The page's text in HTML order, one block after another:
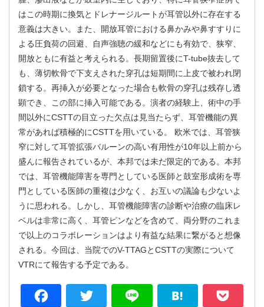
はこの時期に換気とドレナージルートが耳管以外に存在する
意義は大きい。また、開放耳管における鼻かみや鼻すすりに
よる圧負荷の回避、自声強聴の緩和などにも有効で、狭窄、
開放ともに有益と考えられる。長期留置後にT-tube抜去して
も、薄切軟骨で下支えされた穿孔は短期間に上皮で被われ閉
鎖する。再挿入が必要となった場合も軟骨の穿孔は残存し透
顕でき、この部に挿入可能である。演者の経験上、術中の手
間以外にCSTTの目立った欠点は見当たらず、耳管機能の異
常があれば積極的にCSTTを用いている。 欧米では、耳管狭
窄に対して耳管拡張バルーンの高い有用性が10年以上前から
盛んに報告されているが、本邦では未だ限定的である。本邦
では、耳管機能障害を専門としている医師と鼓室形成術を専
門としている医師の重複は少なく、お互いの議論も少ないよ
うに思われる。しかし、耳管機能障害の診断や治療の臨床レ
ベルは非常に高く、耳管ピンなどを含めて、両分野のこれま
で以上のコラボレーションはより有益な結果に繋がると想像
される。今回は、当院でのV-TTAGとCSTTの実際について
VTRにて報告する予定である。
Facebook
Twitter Line Hatena